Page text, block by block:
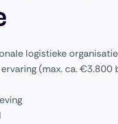
logistieke organisatie
(max. ca.